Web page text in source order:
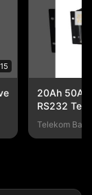
20Ah 50Ah
RS232
Telekom